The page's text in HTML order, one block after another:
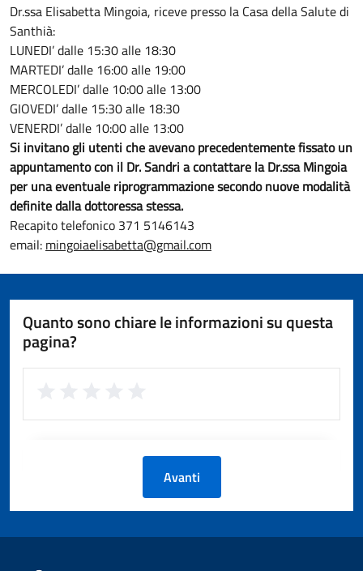
Dr.ssa Elisabetta Mingoia, riceve presso la Casa della Salute di
Santhià:
LUNEDI’ dalle 15:30 alle 18:30
MARTEDI’ dalle 16:00 alle 19:00
MERCOLEDI’ dalle 10:00 alle 13:00
GIOVEDI’ dalle 15:30 alle 18:30
VENERDI’ dalle 10:00 alle 13:00
Si invitano gli utenti che avevano precedentemente fissato un
appuntamento con il Dr. Sandri a contattare la Dr.ssa Mingoia
per una eventuale riprogrammazione secondo nuove modalità
definite dalla dottoressa stessa.
Recapito telefonico 371 5146143
email: mingoiaelisabetta@gmail.com
Quanto sono chiare le informazioni su questa
pagina?
Avanti